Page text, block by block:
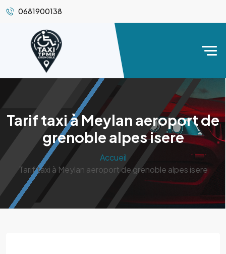
0681900138
Tarif taxi à Meylan aeroport de
grenoble alpes isere
Accueil
Tarif taxi à Meylan aeroport de grenoble alpes isere